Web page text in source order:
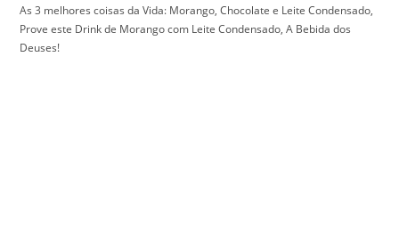
As 3 melhores coisas da Vida: Morango, Chocolate e Leite Condensado,
Prove este Drink de Morango com Leite Condensado, A Bebida dos
Deuses!